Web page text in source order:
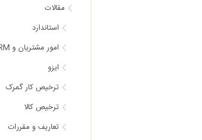
مقالات
استاندارد
امور مشتریان و CRM
ایزو
ترخیص کار گمرک
ترخیص کالا
تعاریف و مقررات